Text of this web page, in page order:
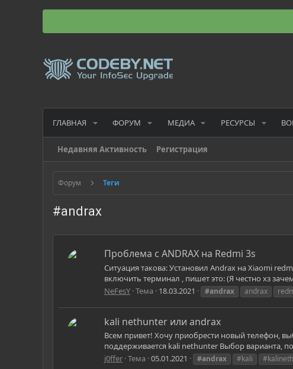
ГЛАВНАЯ ФОРУМ МЕДИА РЕСУРСЫ
Недавняя Активность Регистрация
Форум Теги
#andrax
Проблема с ANDRAX на Redmi 3s
Ситуация такова: Установил Andrax на Xiaomi
включить терминал , пишет это: (Я честно хз
NeFesY Тема 18.03.2021 #andrax andrax
kali nethunter или andrax
Всем привет! Хочу приобрести новый телефон,
поддерживается kali nethunter Выбор варианта,
j0ffer Тема 05.01.2021 #andrax #kali